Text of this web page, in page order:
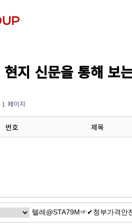
현지 신문을 통해
1 페이지
번호 제목